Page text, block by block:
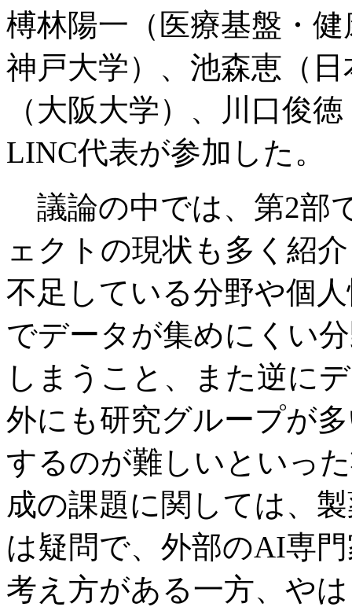
榑林陽一（医療基盤・
神戸大学）、池森恵（
（大阪大学）、川口俊
LINC代表が参加した。
議論の中では、第2部
ェクトの現状も多く紹
不足している分野や個
でデータが集めにくい
しまうこと、また逆に
外にも研究グループが
するのが難しいといっ
成の課題に関しては、
は疑問で、外部のAI専
考え方がある一方、や